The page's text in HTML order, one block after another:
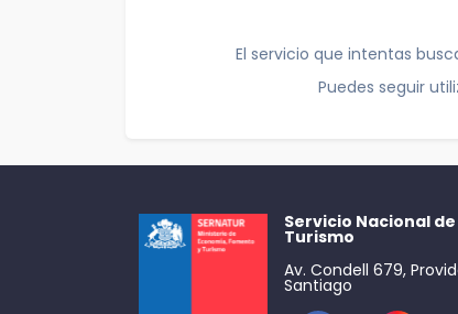
El servicio que intentas
Puedes seguir
Servicio Nacional de
Turismo
Av. Condell 679,
Santiago